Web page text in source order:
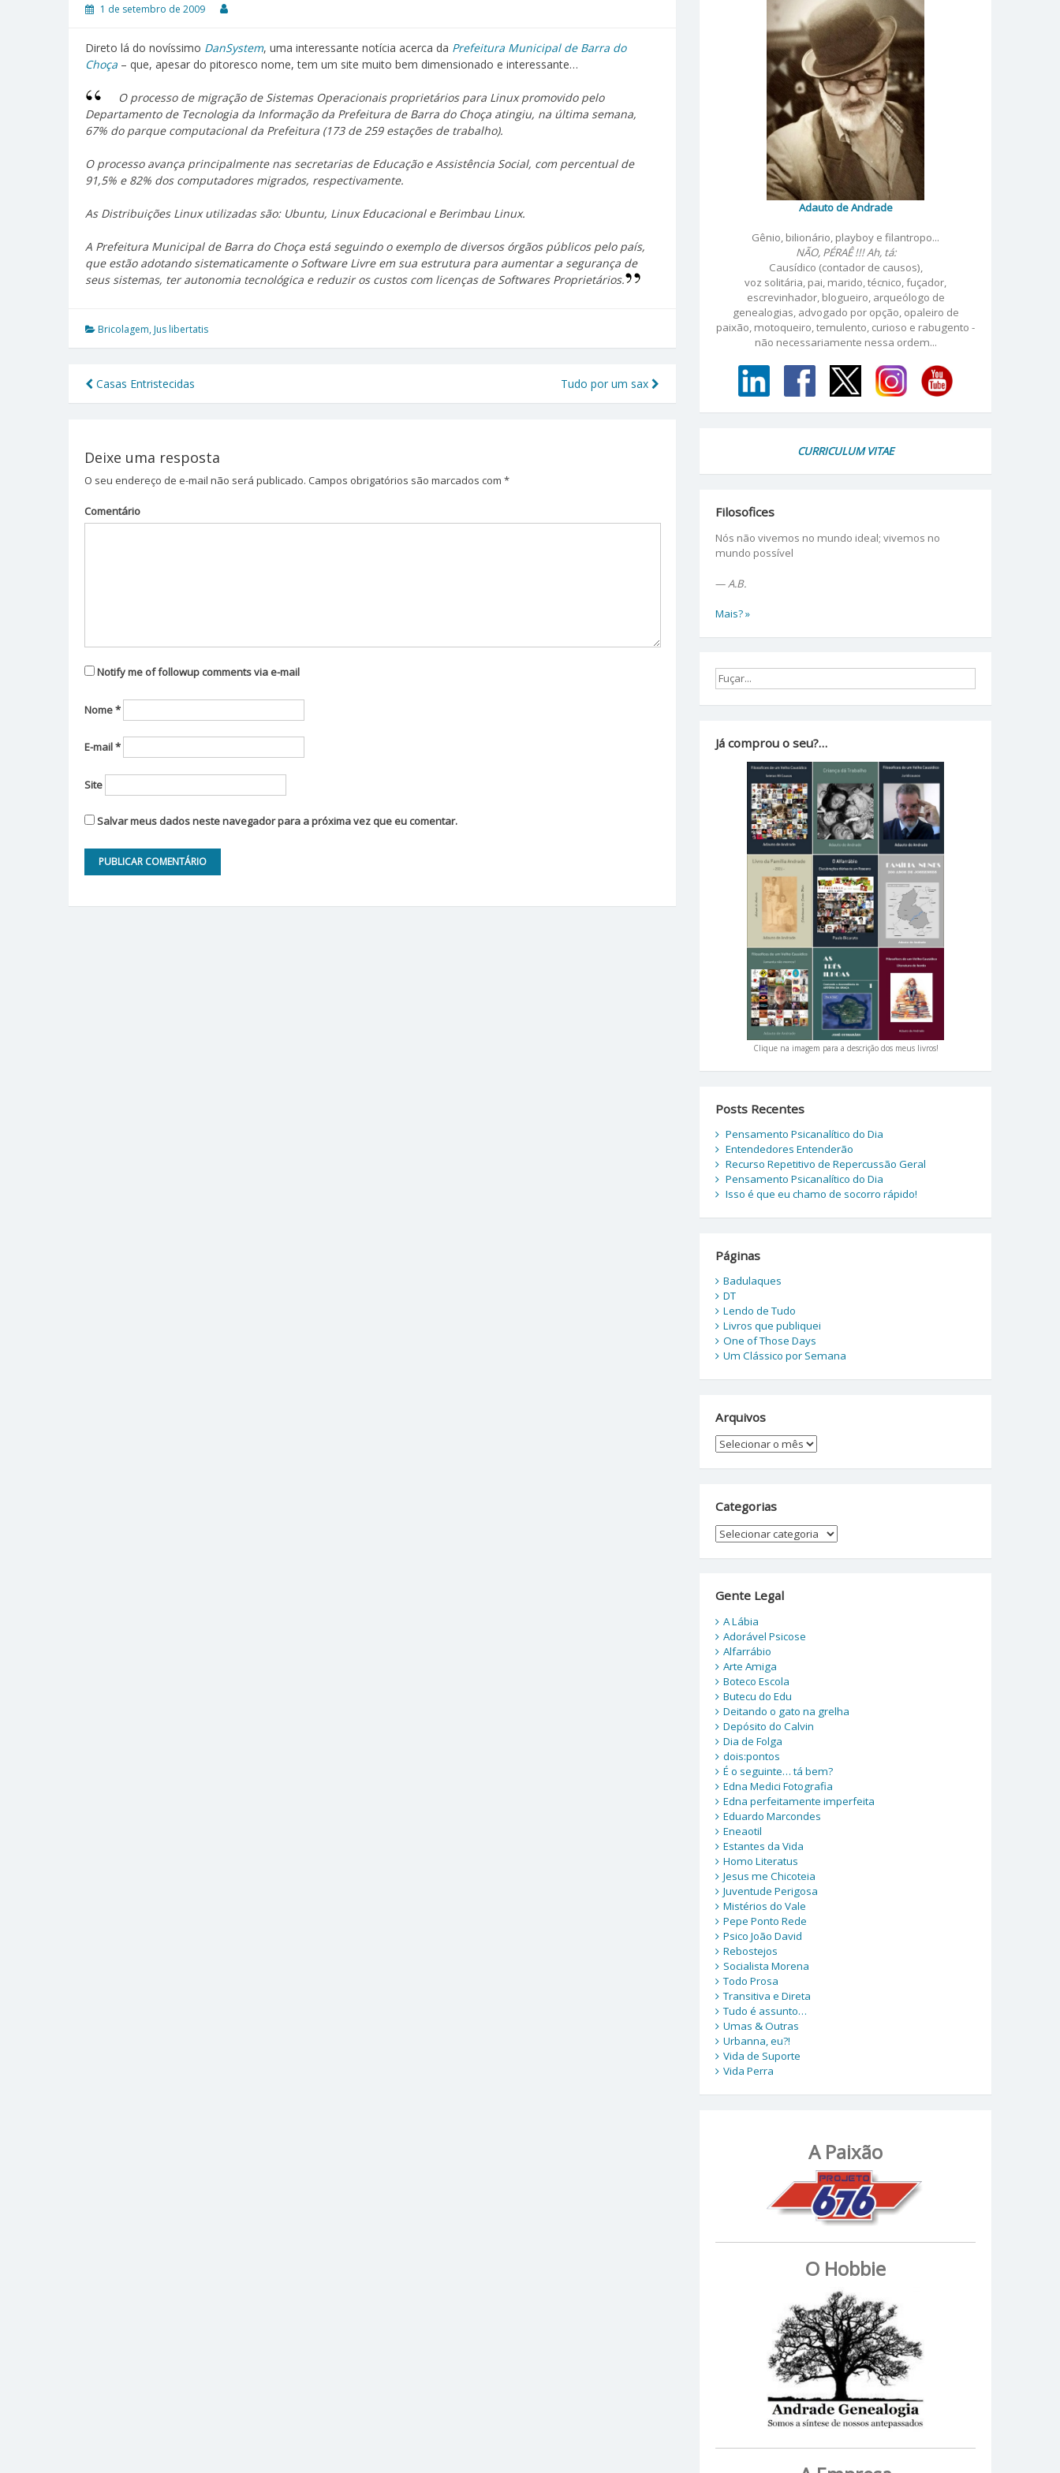
1 de setembro de 2009
Direto lá do novíssimo DanSystem, uma interessante notícia acerca da Prefeitura Municipal de Barra do
Choça – que, apesar do pitoresco nome, tem um site muito bem dimensionado e interessante…
O processo de migração de Sistemas Operacionais proprietários para Linux promovido pelo
Departamento de Tecnologia da Informação da Prefeitura de Barra do Choça atingiu, na última semana,
67% do parque computacional da Prefeitura (173 de 259 estações de trabalho).
O processo avança principalmente nas secretarias de Educação e Assistência Social, com percentual de
91,5% e 82% dos computadores migrados, respectivamente.
As Distribuições Linux utilizadas são: Ubuntu, Linux Educacional e Berimbau Linux.
A Prefeitura Municipal de Barra do Choça está seguindo o exemplo de diversos órgãos públicos pelo país,
que estão adotando sistematicamente o Software Livre em sua estrutura para aumentar a segurança de
seus sistemas, ter autonomia tecnológica e reduzir os custos com licenças de Softwares Proprietários.
Bricolagem, Jus libertatis
Navegação
Post
Casas Entristecidas Tudo por um sax
Deixe uma resposta
O seu endereço de e-mail não será publicado. Campos obrigatórios são marcados com *
Comentário
Notify me of followup comments via e-mail
Nome*
E-mail*
Site
Salvar meus dados neste navegador para a próxima vez que eu comentar.
Adauto de Andrade
Gênio, bilionário, playboy e filantropo...
NÃO, PÉRAÊ !!! Ah, tá:
Causídico (contador de causos),
voz solitária, pai, marido, técnico, fuçador,
escrevinhador, blogueiro, arqueólogo de
genealogias, advogado por opção, opaleiro de
paixão, motoqueiro, temulento, curioso e rabugento -
não necessariamente nessa ordem...
CURRICULUM VITAE
Filosofices
Nós não vivemos no mundo ideal; vivemos no
mundo possível
— A.B.
Mais? »
Já comprou o seu?…
Clique na imagem para a descrição dos meus livros!
Posts Recentes
Pensamento Psicanalítico do Dia
Entendedores Entenderão
Recurso Repetitivo de Repercussão Geral
Pensamento Psicanalítico do Dia
Isso é que eu chamo de socorro rápido!
Páginas
Badulaques
DT
Lendo de Tudo
Livros que publiquei
One of Those Days
Um Clássico por Semana
Arquivos
Arquivos
Categorias
Categorias
Gente Legal
A Lábia
Adorável Psicose
Alfarrábio
Arte Amiga
Boteco Escola
Butecu do Edu
Deitando o gato na grelha
Depósito do Calvin
Dia de Folga
dois:pontos
É o seguinte… tá bem?
Edna Medici Fotografia
Edna perfeitamente imperfeita
Eduardo Marcondes
Eneaotil
Estantes da Vida
Homo Literatus
Jesus me Chicoteia
Juventude Perigosa
Mistérios do Vale
Pepe Ponto Rede
Psico João David
Rebostejos
Socialista Morena
Todo Prosa
Transitiva e Direta
Tudo é assunto…
Umas & Outras
Urbanna, eu?!
Vida de Suporte
Vida Perra
A Paixão
O Hobbie